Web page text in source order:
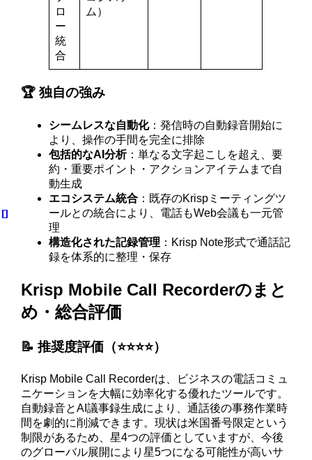
ロ
ー
統
合
ム）
🏆 独自の強み
シームレスな自動化：発信時の自動録音開始に
より、操作の手間を完全に排除
包括的なAI分析：単なる文字起こしを超え、要
約・重要ポイント・アクションアイテムまで自
動生成
エコシステム統合 ：既存のKrispミーティングツ
ールとの統合により、電話もWeb会議も一元管
理
構造化された記録管理 ：Krisp Note形式で通話記
録を体系的に整理・保存
Krisp Mobile Call Recorderのまと
め・総合評価
📝 推奨度評価（⭐️⭐️⭐️⭐️）
Krisp Mobile Call Recorderは、ビジネスの電話コミュ
ニケーションを大幅に効率化する優れたツールです。
自動録音とAI議事録生成により、通話後の事務作業時
間を劇的に削減できます。現状は米国番号限定という
制限があるため、星4つの評価としていますが、今後
のグローバル展開により星5つになる可能性が高いサ